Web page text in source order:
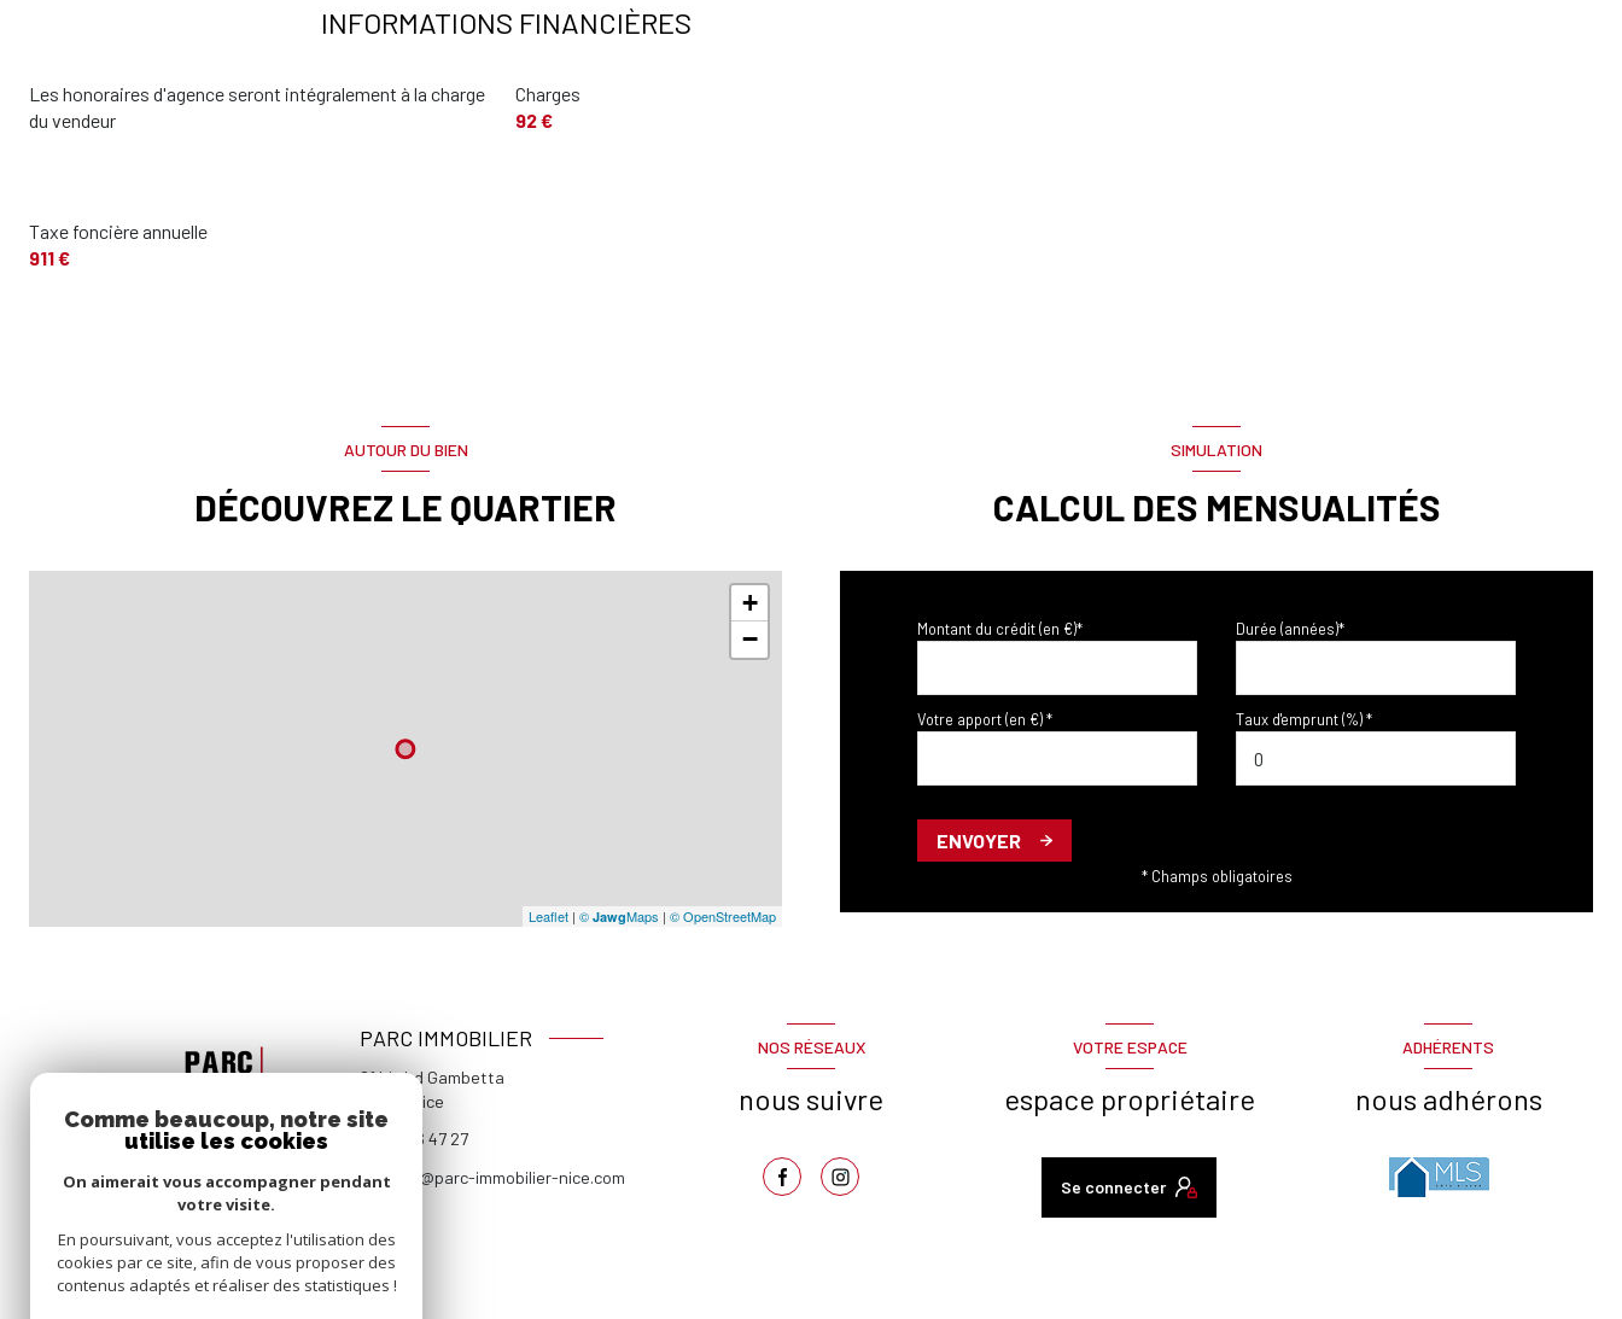
Toilettes
INFORMATIONS FINANCIÈRES
Les honoraires d'agence seront intégralement à la charge
du vendeur
Charges
92 €
Taxe foncière annuelle
911 €
AUTOUR DU BIEN
DÉCOUVREZ LE QUARTIER
+
−
Leaflet | © JawgMaps | © OpenStreetMap
SIMULATION
CALCUL DES MENSUALITÉS
Montant du crédit (en €)* Durée (années)*
Votre apport (en €) * Taux d'emprunt (%) *
ENVOYER
* Champs obligatoires
PARC IMMOBILIER
81 bis bd Gambetta
Nice
04 93 96 47 27
contact@parc-immobilier-nice.com
NOS RÉSEAUX
nous suivre
VOTRE ESPACE
espace propriétaire
Se connecter
ADHÉRENTS
nous adhérons
Comme beaucoup, notre site
utilise les cookies
On aimerait vous accompagner pendant
votre visite.
En poursuivant, vous acceptez l'utilisation des
cookies par ce site, afin de vous proposer des
contenus adaptés et réaliser des statistiques !